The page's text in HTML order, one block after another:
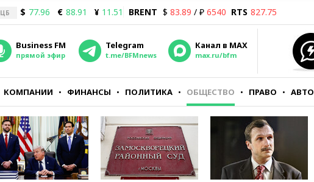
ЦБ $ 77.96 € 88.91 ¥ 11.51 BRENT $ 83.89 / ₽ 6540 RTS 827.75
Business FM
прямой эфир
Telegram
t.me/BFMnews
Канал в MAX
max.ru/bfm
КОМПАНИИ ФИНАНСЫ ПОЛИТИКА ОБЩЕСТВО ПРАВО АВТО